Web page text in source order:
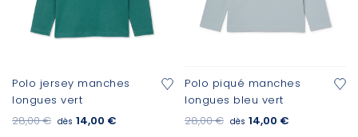
Polo jersey manches
longues vert
dès 14,00 €
28,00 €
Polo piqué manches
longues bleu vert
dès 14,00 €
28,00 €